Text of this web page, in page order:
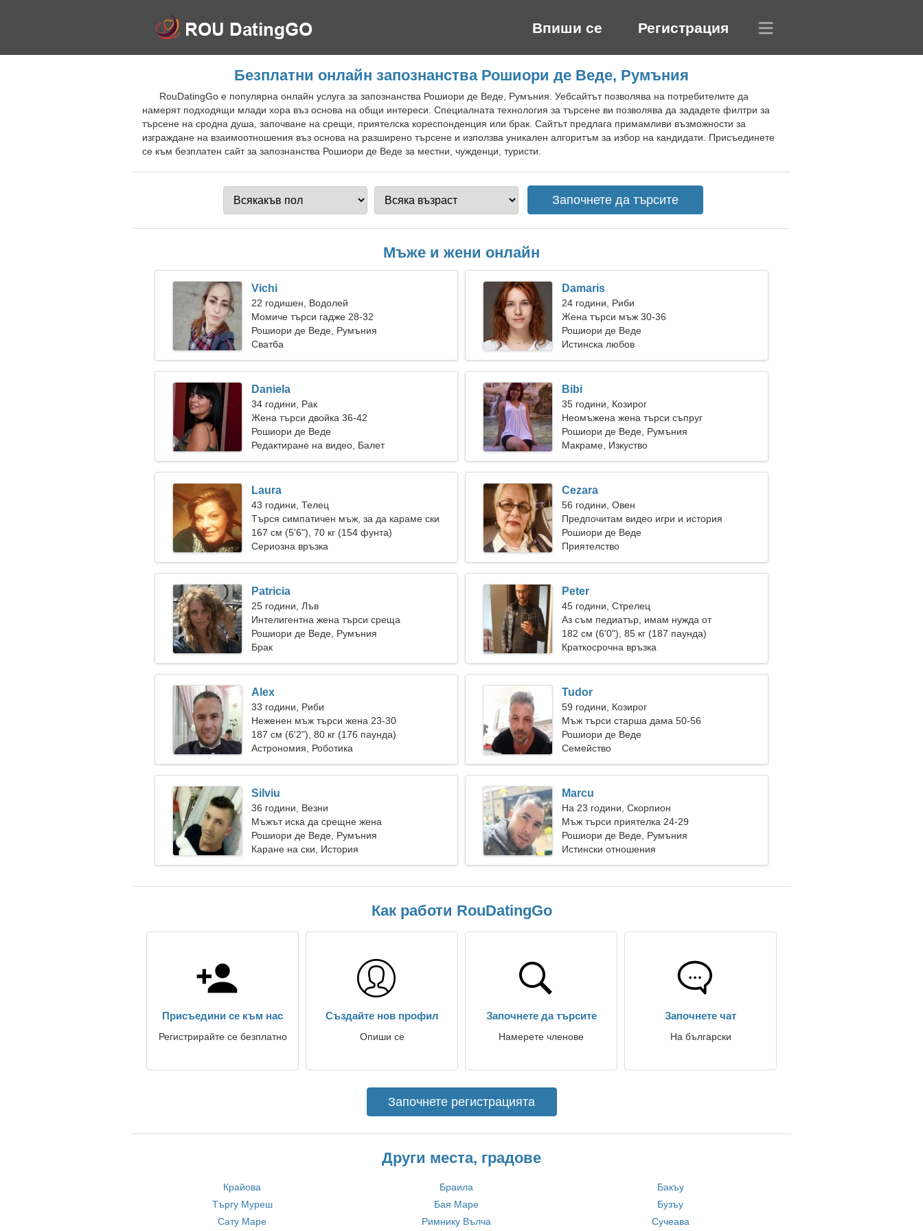
Впиши се Регистрация
Безплатни онлайн запознанства Рошиори де Веде, Румъния
RouDatingGo е популярна онлайн услуга за запознанства Рошиори де Веде, Румъния. Уебсайтът позволява на потребителите да
намерят подходящи млади хора въз основа на общи интереси. Специалната технология за търсене ви позволява да зададете филтри за
търсене на сродна душа, започване на срещи, приятелска кореспонденция или брак. Сайтът предлага примамливи възможности за
изграждане на взаимоотношения въз основа на разширено търсене и използва уникален алгоритъм за избор на кандидати. Присъединете
се към безплатен сайт за запознанства Рошиори де Веде за местни, чужденци, туристи.
Мъже и жени онлайн
Vichi
22 годишен, Водолей
Момиче търси гадже 28-32
Рошиори де Веде, Румъния
Сватба
Damaris
24 години, Риби
Жена търси мъж 30-36
Рошиори де Веде
Истинска любов
Daniela
34 години, Рак
Жена търси двойка 36-42
Рошиори де Веде
Редактиране на видео, Балет
Bibi
35 години, Козирог
Неомъжена жена търси съпруг
Рошиори де Веде, Румъния
Макраме, Изкуство
Laura
43 години, Телец
Търся симпатичен мъж, за да караме ски
заедно
167 см (5'6"), 70 кг (154 фунта)
Сериозна връзка
Cezara
56 години, Овен
Предпочитам видео игри и история
Рошиори де Веде
Приятелство
Patricia
25 години, Лъв
Интелигентна жена търси среща
Рошиори де Веде, Румъния
Брак
Peter
45 години, Стрелец
Аз съм педиатър, имам нужда от
привлекателна жена
182 см (6'0"), 85 кг (187 паунда)
Краткосрочна връзка
Alex
33 години, Риби
Неженен мъж търси жена 23-30
187 см (6'2"), 80 кг (176 паунда)
Астрономия, Роботика
Tudor
59 години, Козирог
Мъж търси старша дама 50-56
Рошиори де Веде
Семейство
Silviu
36 години, Везни
Мъжът иска да срещне жена
Рошиори де Веде, Румъния
Каране на ски, История
Marcu
На 23 години, Скорпион
Мъж търси приятелка 24-29
Рошиори де Веде, Румъния
Истински отношения
Как работи RouDatingGo
Присъедини се към нас
Регистрирайте се безплатно
Създайте нов профил
Опиши се
Започнете да търсите
Намерете членове
Започнете чат
На български
Започнете регистрацията
Други места, градове
Крайова Браила
Бакъу
Търгу Муреш
Бая Маре
Бузъу
Сату Маре
Римнику Вълча Сучеава